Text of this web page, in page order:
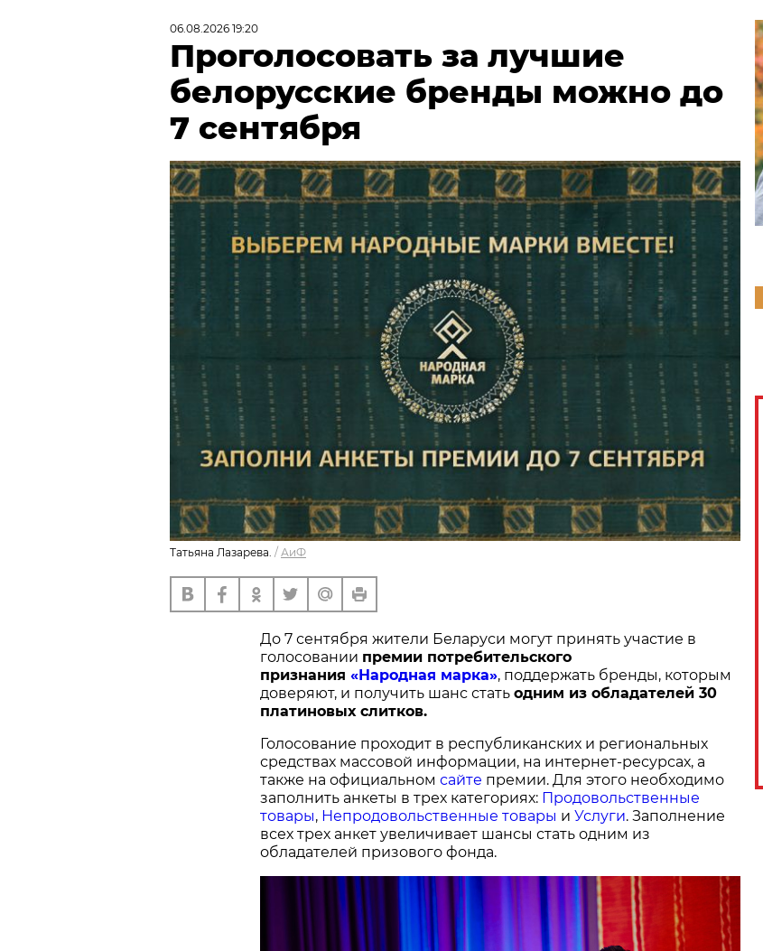
06.08.2026 19:20
Проголосовать за лучшие
белорусские бренды можно до
7 сентября
Татьяна Лазарева. / АиФ
До 7 сентября жители Беларуси могут принять участие в
голосовании премии потребительского
признания «Народная марка», поддержать бренды, которым
доверяют, и получить шанс стать одним из обладателей 30
платиновых слитков.
Голосование проходит в республиканских и региональных
средствах массовой информации, на интернет-ресурсах, а
также на официальном сайте премии. Для этого необходимо
заполнить анкеты в трех категориях: Продовольственные
товары, Непродовольственные товары и Услуги. Заполнение
всех трех анкет увеличивает шансы стать одним из
обладателей призового фонда.